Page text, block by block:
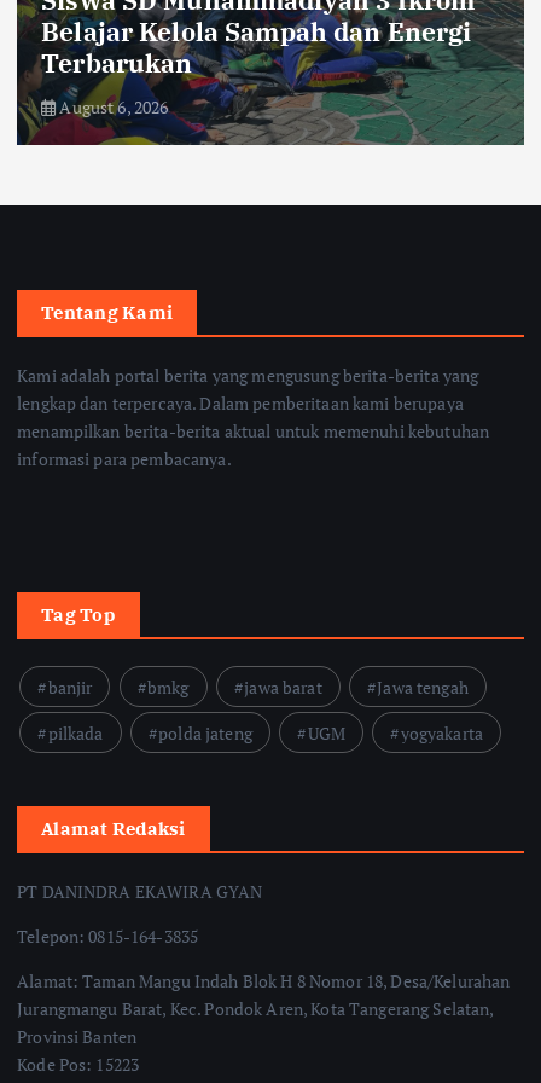
dan Energi
Tegaskan
Listrik
August 6, 2026
Tentang Kami
Kami adalah portal berita yang mengusung berita-berita yang
lengkap dan terpercaya. Dalam pemberitaan kami berupaya
menampilkan berita-berita aktual untuk memenuhi kebutuhan
informasi para pembacanya.
Tag Top
banjir bmkg jawa barat
Jawa tengah
pilkada
polda jateng UGM yogyakarta
Alamat Redaksi
PT DANINDRA EKAWIRA GYAN
Telepon: 0815-164-3835
Alamat: Taman Mangu Indah Blok H 8 Nomor 18, Desa/Kelurahan
Jurangmangu Barat, Kec. Pondok Aren, Kota Tangerang Selatan,
Provinsi Banten
Kode Pos: 15223